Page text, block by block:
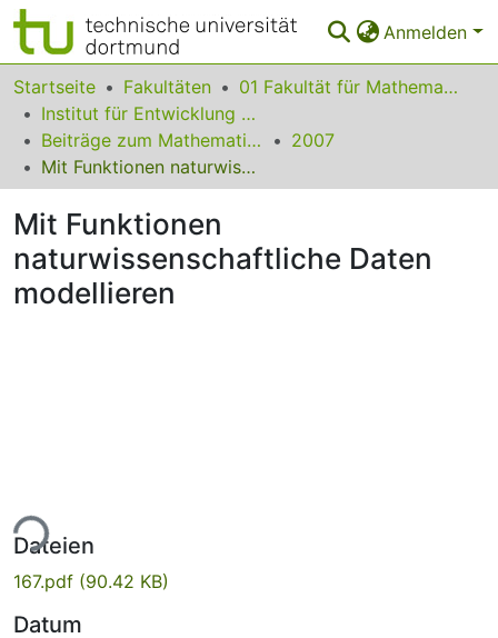
Anmelden
Bereiche & Sammlungen
Das gesamte Repositorium
Statistiken
FAQ
Leitlinien
Zurück zur Startseite
Startseite Fakultäten
01 Fakultät für Mathematik
Institut für Entwicklung und Erforschung des Mathematikunterrichts
Beiträge zum Mathematikunterricht
2007
Mit Funktionen naturwissenschaftliche Daten modellieren
Mit Funktionen
naturwissenschaftliche Daten
modellieren
Dateien
167.pdf (90.42 KB)
Datum